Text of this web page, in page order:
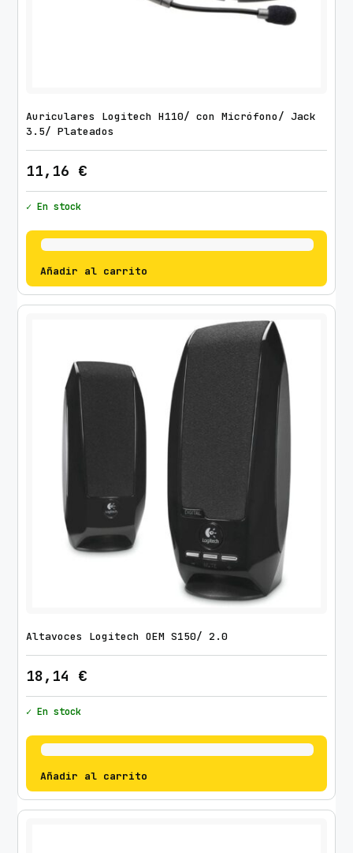
Auriculares Logitech H110/ con Micrófono/ Jack
3.5/ Plateados
11,16 €
✓ En stock
Añadir al carrito
Altavoces Logitech OEM S150/ 2.0
18,14 €
✓ En stock
Añadir al carrito